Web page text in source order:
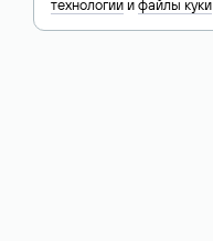
технологииифайлы куки